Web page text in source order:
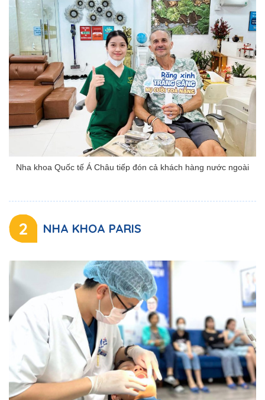
Nha khoa Quốc tế Á Châu tiếp đón cả khách hàng nước ngoài
2 NHA KHOA PARIS